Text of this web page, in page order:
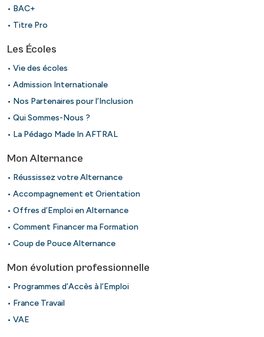
• BAC+
• Titre Pro
Les Écoles
• Vie des écoles
• Admission Internationale
• Nos Partenaires pour l’Inclusion
• Qui Sommes-Nous ?
• La Pédago Made In AFTRAL
Mon Alternance
• Réussissez votre Alternance
• Accompagnement et Orientation
• Offres d’Emploi en Alternance
• Comment Financer ma Formation
• Coup de Pouce Alternance
Mon évolution professionnelle
• Programmes d’Accès à l’Emploi
• France Travail
• VAE